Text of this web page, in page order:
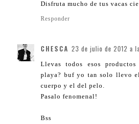
Disfruta mucho de tus vacas
Responder
CHESCA 23 de julio de 2012 a
Llevas todos esos
playa? buf yo tan solo llevo
cuerpo y el del pelo.
Pasalo fenomenal!
Bss